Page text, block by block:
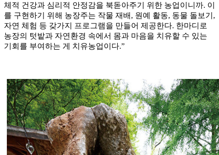
체적 건강과 심리적 안정감을 북돋아주기 위한 농업이니까. 이
를 구현하기 위해 농장주는 작물 재배, 원예 활동, 동물 돌보기,
자연 체험 등 갖가지 프로그램을 만들어 제공한다. 한마디로
농장의 텃밭과 자연환경 속에서 몸과 마음을 치유할 수 있는
기회를 부여하는 게 치유농업이다.”